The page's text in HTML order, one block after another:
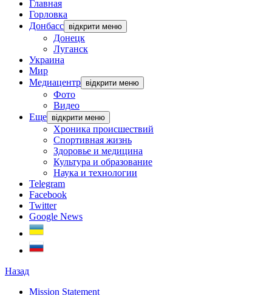
Главная
Горловка
Донбасс відкрити меню
Донецк
Луганск
Украина
Мир
Медиацентр відкрити меню
Фото
Видео
Еще відкрити меню
Хроника происшествий
Спортивная жизнь
Здоровье и медицина
Культура и образование
Наука и технологии
Telegram
Facebook
Twitter
Google News
Назад
Mission Statement